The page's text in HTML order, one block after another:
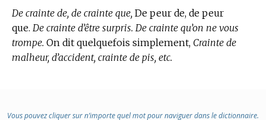
De crainte de, de crainte que, De peur de, de peur
que. De crainte d’être surpris. De crainte qu’on ne vous
trompe. On dit quelquefois simplement, Crainte de
malheur, d’accident, crainte de pis, etc.
Vous pouvez cliquer sur n’importe quel mot pour naviguer dans le dictionnaire.